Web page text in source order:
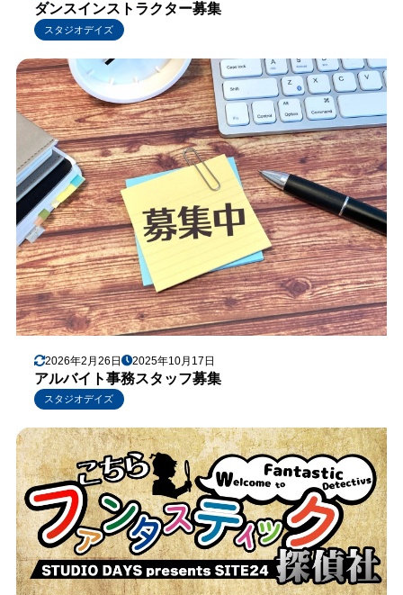
ダンスインストラクター募集
スタジオデイズ
2026年2月26日 2025年10月17日
アルバイト事務スタッフ募集
スタジオデイズ